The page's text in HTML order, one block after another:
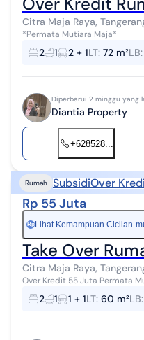
Citra Maja Raya,
*Permata Mutiara Maja*
2 1 2 + 1LT: 72 m²LB:
Diperbarui 2 minggu yang
Diantia Property
+628528...
Rumah SubsidiOver
Rp 55 Juta
Rp Lihat Kemampuan Cicilan-
Take Over
Citra Maja Raya,
Over Kredit 55 Juta Permata
Subsidi KPR BTN Harapan Type 30/60 *Type Terbesar* 2 Kamar
Tidur 1 kamar mandi Ruang...
2 1 1 + 1LT: 60 m²LB: